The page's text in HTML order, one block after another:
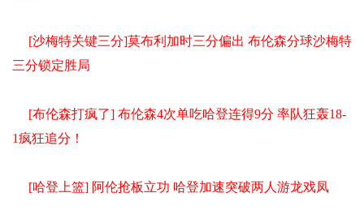
[沙梅特关键三分]莫布利加时三分偏出 布伦森分球沙梅特
三分锁定胜局
[布伦森打疯了] 布伦森4次单吃哈登连得9分 率队狂轰18-
1疯狂追分！
[哈登上篮] 阿伦抢板立功 哈登加速突破两人游龙戏凤